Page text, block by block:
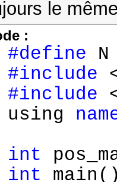
le
:
#define N
#include
#include
using
int
int